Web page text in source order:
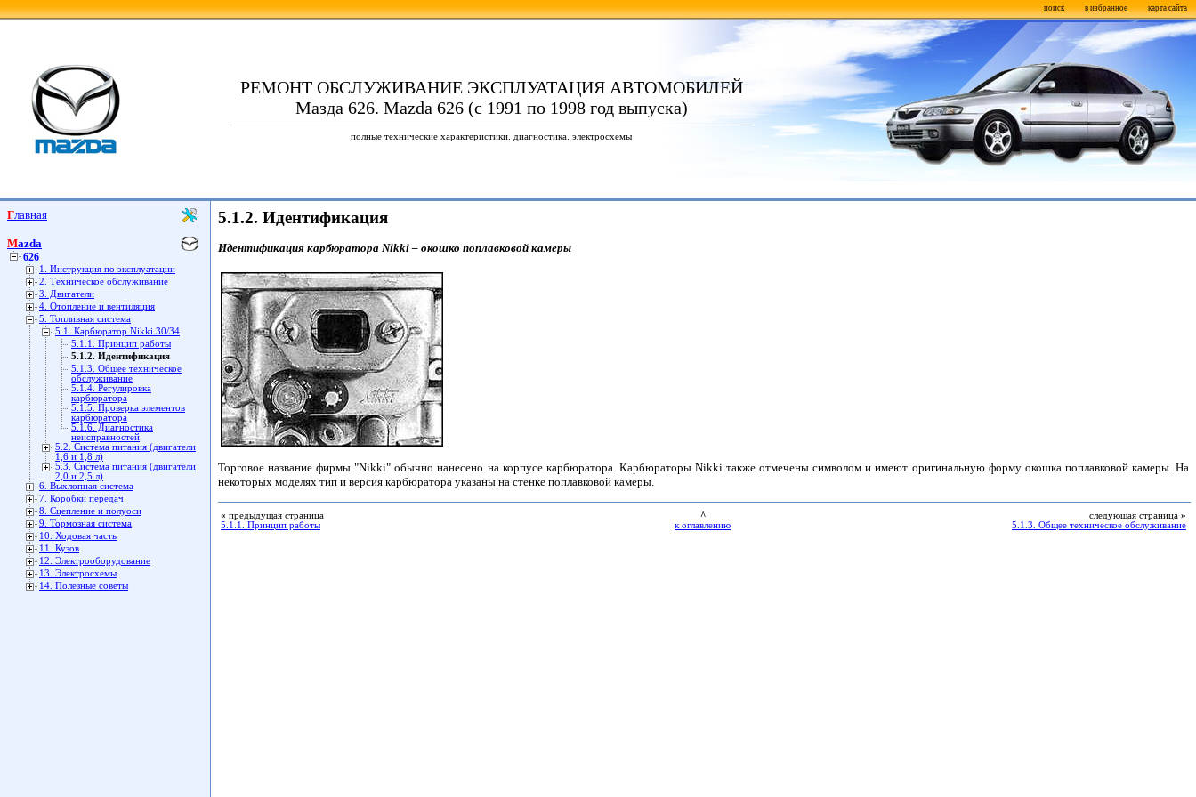
поиск в избранное карта сайта
РЕМОНТ ОБСЛУЖИВАНИЕ ЭКСПЛУАТАЦИЯ АВТОМОБИЛЕЙ
Мазда 626. Mazda 626 (с 1991 по 1998 год выпуска)
полные технические характеристики. диагностика. электросхемы
Главная
Mazda
626
1. Инструкция по эксплуатации
2. Техническое обслуживание
3. Двигатели
4. Отопление и вентиляция
5. Топливная система
5.1. Карбюратор Nikki 30/34
5.1.1. Принцип работы
5.1.2. Идентификация
5.1.3. Общее техническое
обслуживание
5.1.4. Регулировка
карбюратора
5.1.5. Проверка элементов
карбюратора
5.1.6. Диагностика
неисправностей
5.2. Система питания (двигатели
1,6 и 1,8 л)
5.3. Система питания (двигатели
2,0 и 2,5 л)
6. Выхлопная система
7. Коробки передач
8. Сцепление и полуоси
9. Тормозная система
10. Ходовая часть
11. Кузов
12. Электрооборудование
13. Электросхемы
14. Полезные советы
5.1.2. Идентификация
Идентификация карбюратора Nikki – окошко поплавковой камеры
Торговое название фирмы "Nikki" обычно нанесено на корпусе карбюратора. Карбюраторы Nikki также отмечены символом и имеют оригинальную форму окошка поплавковой камеры. На
некоторых моделях тип и версия карбюратора указаны на стенке поплавковой камеры.
« предыдущая страница
5.1.1. Принцип работы
^
к оглавлению
следующая страница »
5.1.3. Общее техническое обслуживание